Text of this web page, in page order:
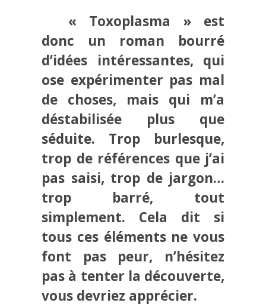
« Toxoplasma » est
donc un roman bourré
d’idées intéressantes, qui
ose expérimenter pas mal
de choses, mais qui m’a
déstabilisée plus que
séduite. Trop burlesque,
trop de références que j’ai
pas saisi, trop de jargon…
trop barré, tout
simplement. Cela dit si
tous ces éléments ne vous
font pas peur, n’hésitez
pas à tenter la découverte,
vous devriez apprécier.